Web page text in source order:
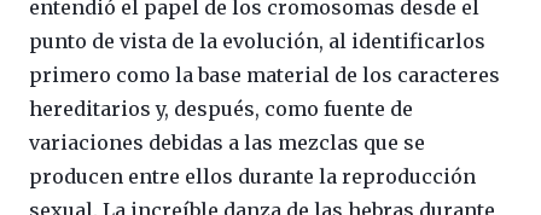
entendió el papel de los cromosomas desde el
punto de vista de la evolución, al identificarlos
primero como la base material de los caracteres
hereditarios y, después, como fuente de
variaciones debidas a las mezclas que se
producen entre ellos durante la reproducción
sexual. La increíble danza de las hebras durante